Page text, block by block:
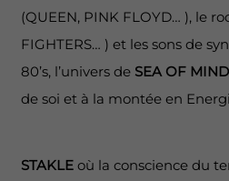
(QUEEN, PINK FLOYD… ), le
FIGHTERS… ) et les sons de
80’s, l’univers de SEA OF
de soi et à la montée en
STAKLE où la conscience du